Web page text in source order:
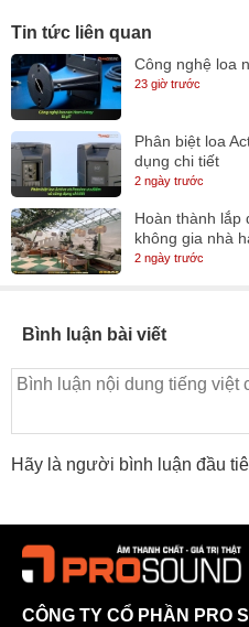
Tin tức liên quan
Công nghệ loa
23 giờ trước
Phân biệt loa
dụng chi tiết
2 ngày trước
Hoàn thành lắp
không gia nhà
2 ngày trước
Bình luận bài viết
Hãy là người bình luận đầu
CÔNG TY CỔ PHẦN PRO